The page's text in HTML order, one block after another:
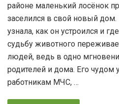
районе маленький лосёнок
заселился в свой новый
узнала, как он устроился и
судьбу животного
людей, ведь в одно
родителей и дома. Его чудом
работникам МЧС, …